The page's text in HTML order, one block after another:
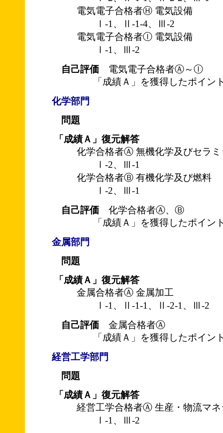
電気電子合格者Ⓗ 電気設備
Ⅰ-1、Ⅱ-1-4、Ⅲ-2
電気電子合格者Ⓘ 電気設備
Ⅰ-1、Ⅲ-2
自己評価 電気電子合格者Ⓐ～Ⓘ
「成績Ａ」を獲得したポイン
化学部門
問題
「成績Ａ」復元解答
化学合格者Ⓐ 無機化学及びセラミ
Ⅰ-2、Ⅲ-1
化学合格者Ⓑ 有機化学及び燃料
Ⅰ-2、Ⅲ-1
自己評価 化学合格者Ⓐ、Ⓑ
「成績Ａ」を獲得したポイン
金属部門
問題
「成績Ａ」復元解答
金属合格者Ⓐ 金属加工
Ⅰ-1、Ⅱ-1-1、Ⅱ-2-1、Ⅲ-2
自己評価 金属合格者Ⓐ
「成績Ａ」を獲得したポイン
経営工学部門
問題
「成績Ａ」復元解答
経営工学合格者Ⓐ 生産・物流マネ
Ⅰ-1、Ⅲ-2